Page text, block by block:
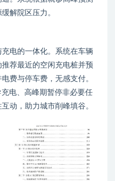
解院区压力。
电的一体化。系统在车辆
荐最近的空闲充电桩并预
费与停车费，无感支付。
电、高峰期暂停非必要任
动，助力城市削峰填谷。